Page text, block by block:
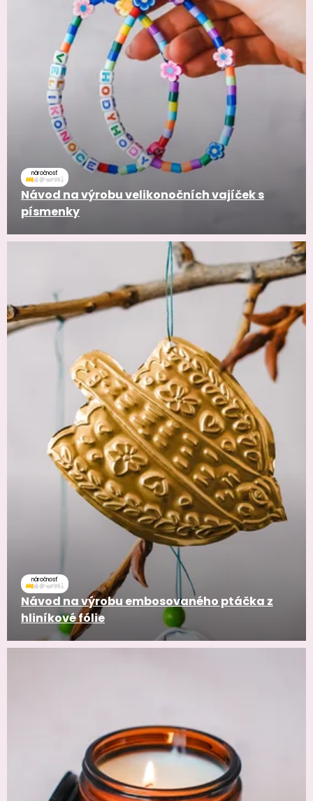
náročnosť
Návod na výrobu velikonočních vajíček s
písmenky
náročnosť
Návod na výrobu embosovaného ptáčka z
hliníkové fólie